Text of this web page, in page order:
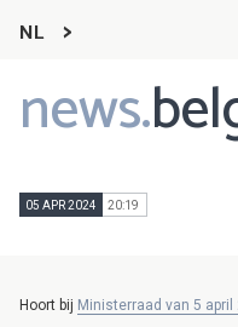
NL
news.
Main
navigation
05 APR 2024 20:19
Hoort bij Ministerraad van 5 april